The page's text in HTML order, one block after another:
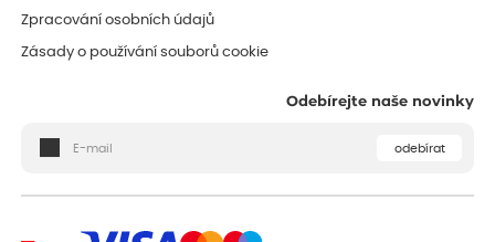
Zpracování osobních údajů
Zásady o používání souborů cookie
Odebírejte naše novinky
odebírat